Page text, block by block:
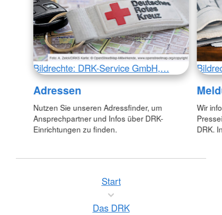
Bildrechte: DRK-Service GmbH,…
Adressen
Nutzen Sie unseren Adressfinder, um
Ansprechpartner und Infos über DRK-
Einrichtungen zu finden.
Wir
DRK.
Start
Das DRK